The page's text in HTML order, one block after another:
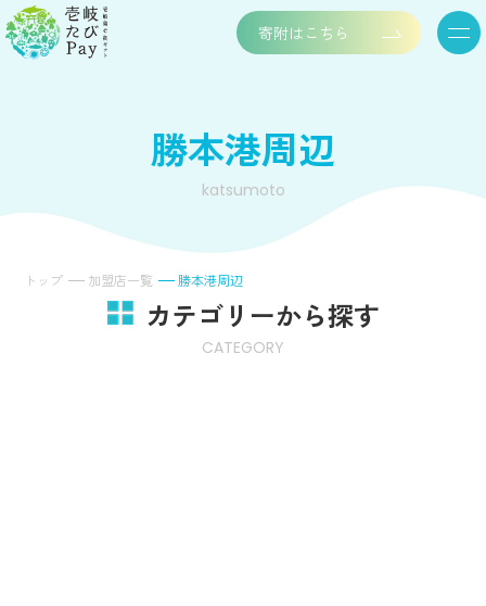
寄附はこちら
勝本港周辺
katsumoto
トップ 加盟店一覧 勝本港周辺
カテゴリーから探す
CATEGORY